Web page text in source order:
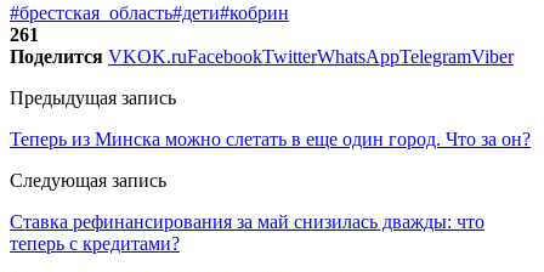
#брестская_область#дети#кобрин
261
Поделится VKOK.ruFacebookTwitterWhatsAppTelegramViber
Предыдущая запись
Теперь из Минска можно слетать в еще один город. Что за он?
Следующая запись
Ставка рефинансирования за май снизилась дважды: что
теперь с кредитами?